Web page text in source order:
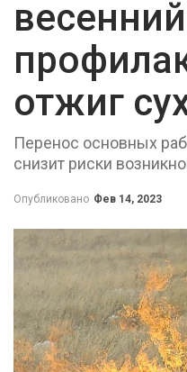
весенний
отжиг
Перенос основных
снизит риски
Опубликовано Фев 14, 2023